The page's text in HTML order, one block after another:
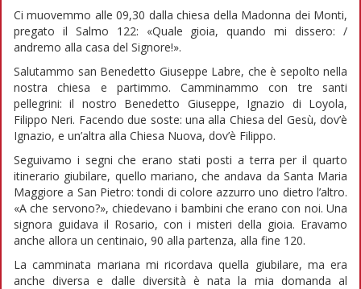
Ci muovemmo alle 09,30 dalla chiesa della Madonna dei Monti,
pregato il Salmo 122: «Quale gioia, quando mi dissero: /
andremo alla casa del Signore!».
Salutammo san Benedetto Giuseppe Labre, che è sepolto nella
nostra chiesa e partimmo. Camminammo con tre santi
pellegrini: il nostro Benedetto Giuseppe, Ignazio di Loyola,
Filippo Neri. Facendo due soste: una alla Chiesa del Gesù, dov’è
Ignazio, e un’altra alla Chiesa Nuova, dov’è Filippo.
Seguivamo i segni che erano stati posti a terra per il quarto
itinerario giubilare, quello mariano, che andava da Santa Maria
Maggiore a San Pietro: tondi di colore azzurro uno dietro l’altro.
«A che servono?», chiedevano i bambini che erano con noi. Una
signora guidava il Rosario, con i misteri della gioia. Eravamo
anche allora un centinaio, 90 alla partenza, alla fine 120.
La camminata mariana mi ricordava quella giubilare, ma era
anche diversa e dalle diversità è nata la mia domanda al